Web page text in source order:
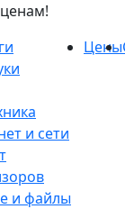
ценам!
и сети
и файлы
Цены